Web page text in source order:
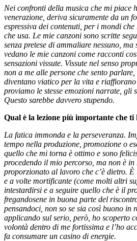
Nei confronti della musica che mi piace
venerazione, deriva sicuramente da un
espressiva dei contenuti, per i mondi
che usa. Le mie canzoni sono scritte
senza pretese di ammaliare nessuno,
vedano le mie canzoni come racconti
sensazioni vissute. Vissute nel senso
non a me alle persone che sento
diventano viatico per la vita e
proviamo le stesse emozioni narrate, gli
Questo sarebbe davvero stupendo.
Qual è la lezione più importante che ti
La fatica immonda e la perseveranza.
tempo nella produzione, promozione o
quello che mi torna è ottimo e sono
procedendo il mio percorso, ma non è in
proporzionato al lavoro che c’è dietro.
e a volte mortificante (come molti altri
intestardirsi e a seguire quello che è il
fregandosene in buona parte del
pensandoci, non so se sia così buono
applicando sul serio, però, ho scoperto
volontà dentro di me fortissima e l’ho
fa consumare un casino di energie.